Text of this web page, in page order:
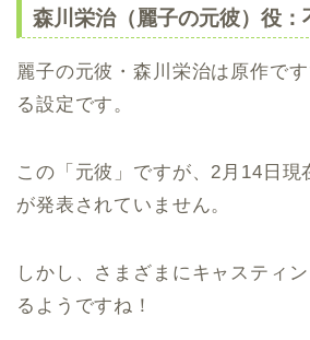
森川栄治（麗子の元彼）役：
麗子の元彼・森川栄治は原作で
る設定です。
この「元彼」ですが、2月14日現
が発表されていません。
しかし、さまざまにキャスティ
るようですね！